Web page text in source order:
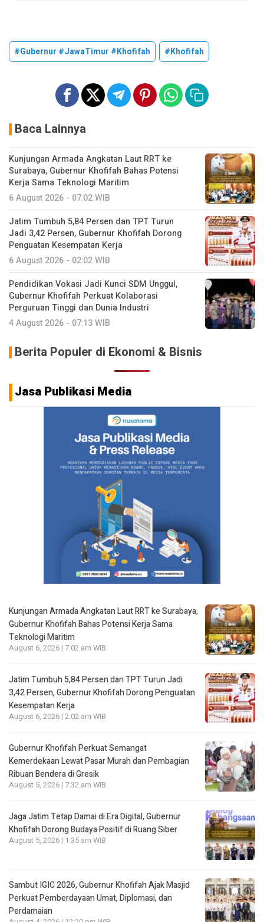
#Gubernur #JawaTimur #Khofifah #Khofifah
Baca Lainnya
Kunjungan Armada Angkatan Laut RRT ke
Surabaya, Gubernur Khofifah Bahas Potensi
Kerja Sama Teknologi Maritim
6 August 2026 - 07:02 WIB
Jatim Tumbuh 5,84 Persen dan TPT Turun
Jadi 3,42 Persen, Gubernur Khofifah Dorong
Penguatan Kesempatan Kerja
6 August 2026 - 02:02 WIB
Pendidikan Vokasi Jadi Kunci SDM Unggul,
Gubernur Khofifah Perkuat Kolaborasi
Perguruan Tinggi dan Dunia Industri
4 August 2026 - 07:13 WIB
Berita Populer di Ekonomi & Bisnis
Jasa Publikasi Media
Kunjungan Armada Angkatan Laut RRT ke Surabaya,
Gubernur Khofifah Bahas Potensi Kerja Sama
Teknologi Maritim
August 6, 2026 | 7:02 am WIB
Jatim Tumbuh 5,84 Persen dan TPT Turun Jadi
3,42 Persen, Gubernur Khofifah Dorong Penguatan
Kesempatan Kerja
August 6, 2026 | 2:02 am WIB
Gubernur Khofifah Perkuat Semangat
Kemerdekaan Lewat Pasar Murah dan Pembagian
Ribuan Bendera di Gresik
August 5, 2026 | 7:32 am WIB
Jaga Jatim Tetap Damai di Era Digital, Gubernur
Khofifah Dorong Budaya Positif di Ruang Siber
August 5, 2026 | 1:35 am WIB
Sambut IGIC 2026, Gubernur Khofifah Ajak Masjid
Perkuat Pemberdayaan Umat, Diplomasi, dan
Perdamaian